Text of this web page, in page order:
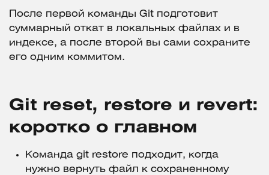
После первой команды Git подготовит
суммарный откат в локальных файлах и в
индексе, а после второй вы сами сохраните
его одним коммитом.
Git reset, restore и revert:
коротко о главном
Команда git restore подходит, когда
нужно вернуть файл к сохраненному